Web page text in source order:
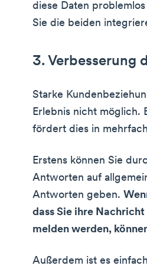
diese Daten
Sie die beiden
3. Verbesserung
Starke
Erlebnis nicht möglich.
fördert dies in
Erstens können Sie
Antworten auf
Antworten geben.
dass Sie ihre
melden werden,
Außerdem ist es